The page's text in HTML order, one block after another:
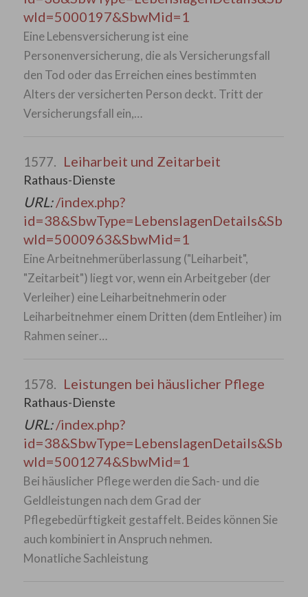
wId=5000197&SbwMid=1
Eine Lebensversicherung ist eine
Personenversicherung, die als Versicherungsfall
den Tod oder das Erreichen eines bestimmten
Alters der versicherten Person deckt. Tritt der
Versicherungsfall ein,…
1577. Leiharbeit und Zeitarbeit
Rathaus-Dienste
URL:/index.php?
id=38&SbwType=LebenslagenDetails&Sb
wId=5000963&SbwMid=1
Eine Arbeitnehmerüberlassung ("Leiharbeit",
"Zeitarbeit") liegt vor, wenn ein Arbeitgeber (der
Verleiher) eine Leiharbeitnehmerin oder
Leiharbeitnehmer einem Dritten (dem Entleiher) im
Rahmen seiner…
1578. Leistungen bei häuslicher Pflege
Rathaus-Dienste
URL:/index.php?
id=38&SbwType=LebenslagenDetails&Sb
wId=5001274&SbwMid=1
Bei häuslicher Pflege werden die Sach- und die
Geldleistungen nach dem Grad der
Pflegebedürftigkeit gestaffelt. Beides können Sie
auch kombiniert in Anspruch nehmen.
Monatliche Sachleistung